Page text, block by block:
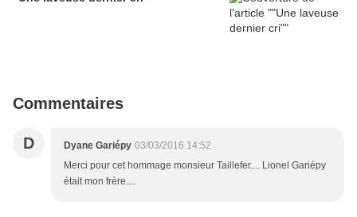
Commentaires
D Dyane Gariépy 03/03/2016 14:52
Merci pour cet hommage monsieur Taillefer.... Lionel Gariépy
était mon frère....